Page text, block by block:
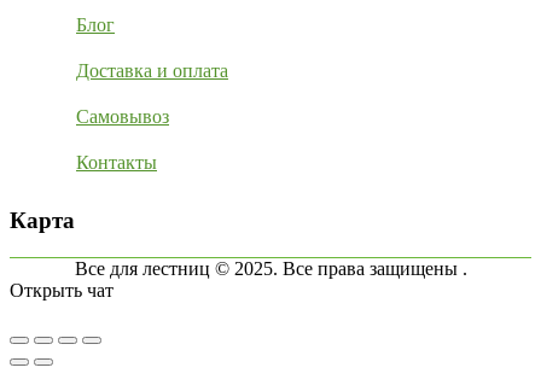
Блог
Доставка и оплата
Самовывоз
Контакты
Карта
Все для лестниц © 2025. Все права защищены .
Открыть чат